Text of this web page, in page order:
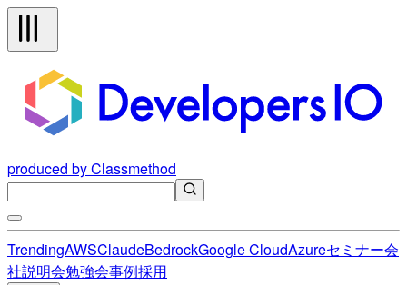
produced by Classmethod
TrendingAWSClaudeBedrockGoogle CloudAzureセミナー会
社説明会勉強会事例採用